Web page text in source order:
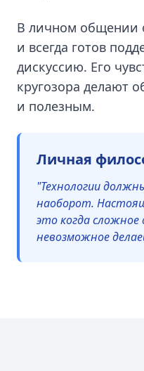
В личном общении
и всегда готов
дискуссию. Его
кругозора делают
и полезным.
Личная
"Технологии
наоборот.
это когда
невозможное